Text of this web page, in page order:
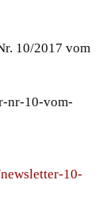
10/2017 vom
nr-10-vom-
10-